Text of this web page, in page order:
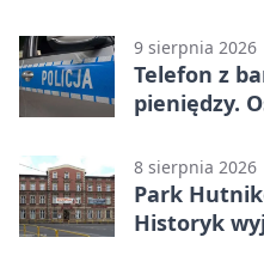
9 sierpnia 2026
Telefon z
pieniędzy.
8 sierpnia 2026
Park
Historyk